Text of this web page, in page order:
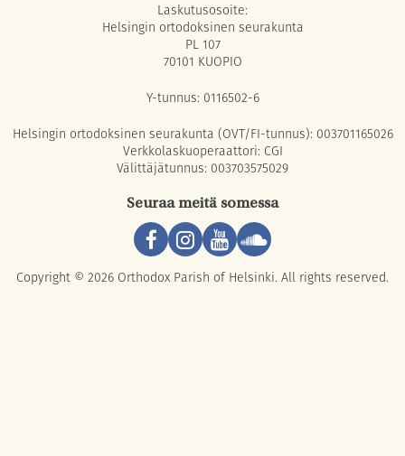
Laskutusosoite:
Helsingin ortodoksinen seurakunta
PL 107
70101 KUOPIO
Y-tunnus: 0116502-6
Helsingin ortodoksinen seurakunta (OVT/FI-tunnus): 003701165026
Verkkolaskuoperaattori: CGI
Välittäjätunnus: 003703575029
Seuraa meitä somessa
Copyright © 2026 Orthodox Parish of Helsinki. All rights reserved.